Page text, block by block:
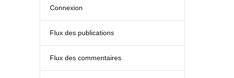
Connexion
Flux des publications
Flux des commentaires